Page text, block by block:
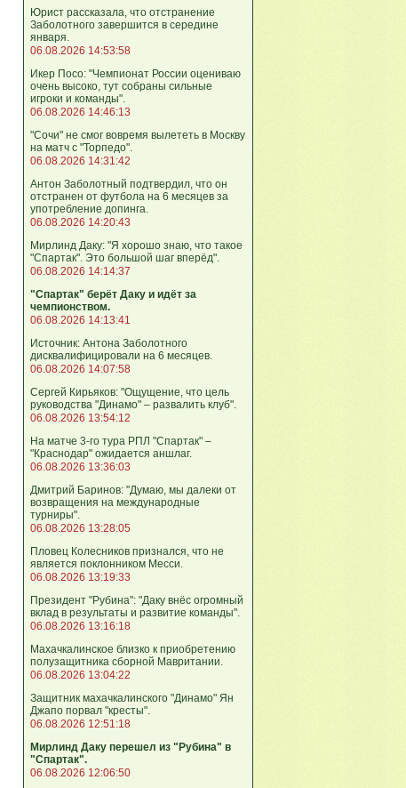
Юрист рассказала, что отстранение
Заболотного завершится в середине
января.
06.08.2026 14:53:58
Икер Посо: "Чемпионат России оцениваю
очень высоко, тут собраны сильные
игроки и команды".
06.08.2026 14:46:13
"Сочи" не смог вовремя вылететь в Москву
на матч с "Торпедо".
06.08.2026 14:31:42
Антон Заболотный подтвердил, что он
отстранен от футбола на 6 месяцев за
употребление допинга.
06.08.2026 14:20:43
Мирлинд Даку: "Я хорошо знаю, что такое
"Спартак". Это большой шаг вперёд".
06.08.2026 14:14:37
"Спартак" берёт Даку и идёт за
чемпионством.
06.08.2026 14:13:41
Источник: Антона Заболотного
дисквалифицировали на 6 месяцев.
06.08.2026 14:07:58
Сергей Кирьяков: "Ощущение, что цель
руководства "Динамо" – развалить клуб".
06.08.2026 13:54:12
На матче 3-го тура РПЛ "Спартак" –
"Краснодар" ожидается аншлаг.
06.08.2026 13:36:03
Дмитрий Баринов: "Думаю, мы далеки от
возвращения на международные
турниры".
06.08.2026 13:28:05
Пловец Колесников признался, что не
является поклонником Месси.
06.08.2026 13:19:33
Президент "Рубина": "Даку внёс огромный
вклад в результаты и развитие команды".
06.08.2026 13:16:18
Махачкалинское близко к приобретению
полузащитника сборной Мавритании.
06.08.2026 13:04:22
Защитник махачкалинского "Динамо" Ян
Джапо порвал "кресты".
06.08.2026 12:51:18
Мирлинд Даку перешел из "Рубина" в
"Спартак".
06.08.2026 12:06:50